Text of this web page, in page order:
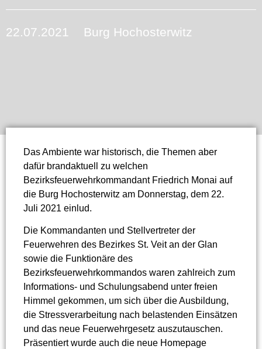
22.07.2021 Burg Hochosterwitz
Das Ambiente war historisch, die Themen aber
dafür brandaktuell zu welchen
Bezirksfeuerwehrkommandant Friedrich Monai auf
die Burg Hochosterwitz am Donnerstag, dem 22.
Juli 2021 einlud.
Die Kommandanten und Stellvertreter der
Feuerwehren des Bezirkes St. Veit an der Glan
sowie die Funktionäre des
Bezirksfeuerwehrkommandos waren zahlreich zum
Informations- und Schulungsabend unter freien
Himmel gekommen, um sich über die Ausbildung,
die Stressverarbeitung nach belastenden Einsätzen
und das neue Feuerwehrgesetz auszutauschen.
Präsentiert wurde auch die neue Homepage